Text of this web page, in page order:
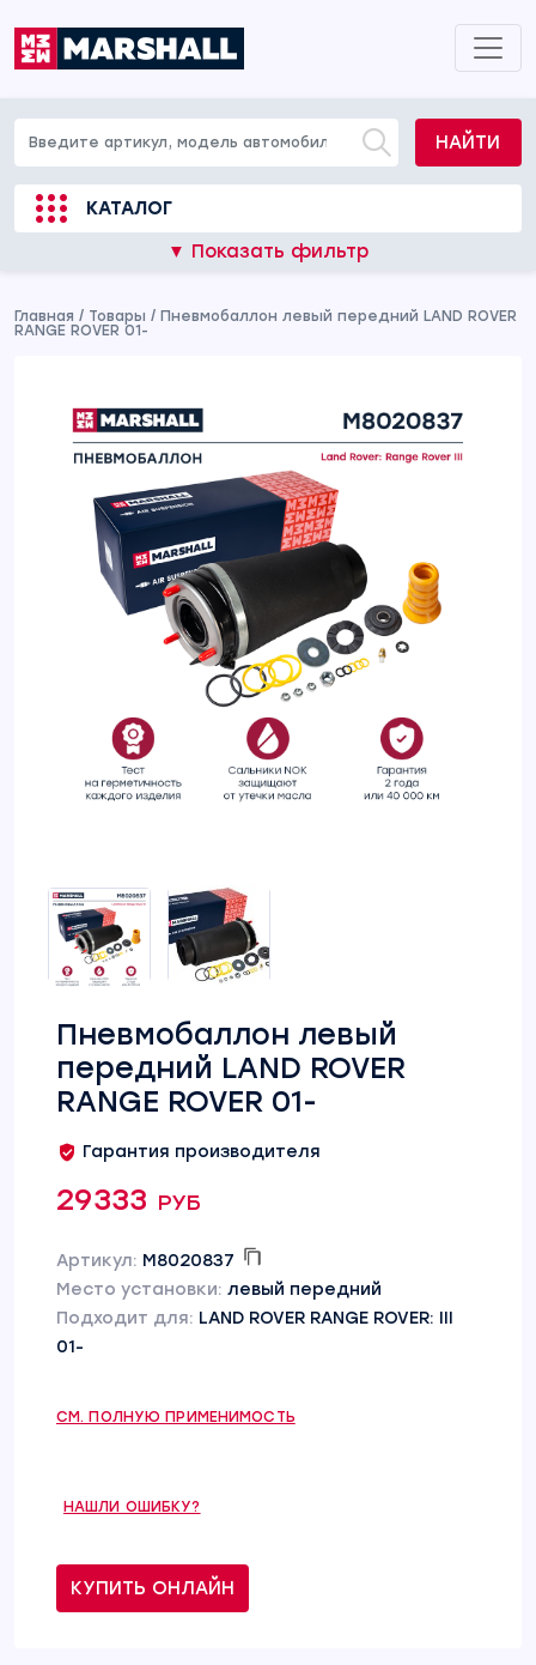
НАЙТИ
КАТАЛОГ
▼ Показать фильтр
Главная / Товары / Пневмобаллон левый передний LAND ROVER
RANGE ROVER 01-
Пневмобаллон левый
передний LAND ROVER
RANGE ROVER 01-
Гарантия производителя
29333 руб
Артикул: M8020837
Место установки: левый передний
Подходит для: LAND ROVER RANGE ROVER: III
01-
СМ. ПОЛНУЮ ПРИМЕНИМОСТЬ
НАШЛИ ОШИБКУ?
КУПИТЬ ОНЛАЙН